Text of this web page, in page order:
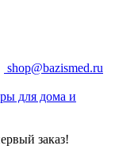
shop@bazismed.ru
для дома и
заказ!